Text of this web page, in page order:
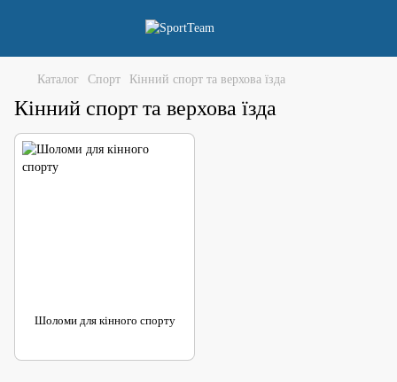
Каталог Спорт Кінний спорт та верхова їзда
Кінний спорт та верхова їзда
Шоломи для кінного спорту